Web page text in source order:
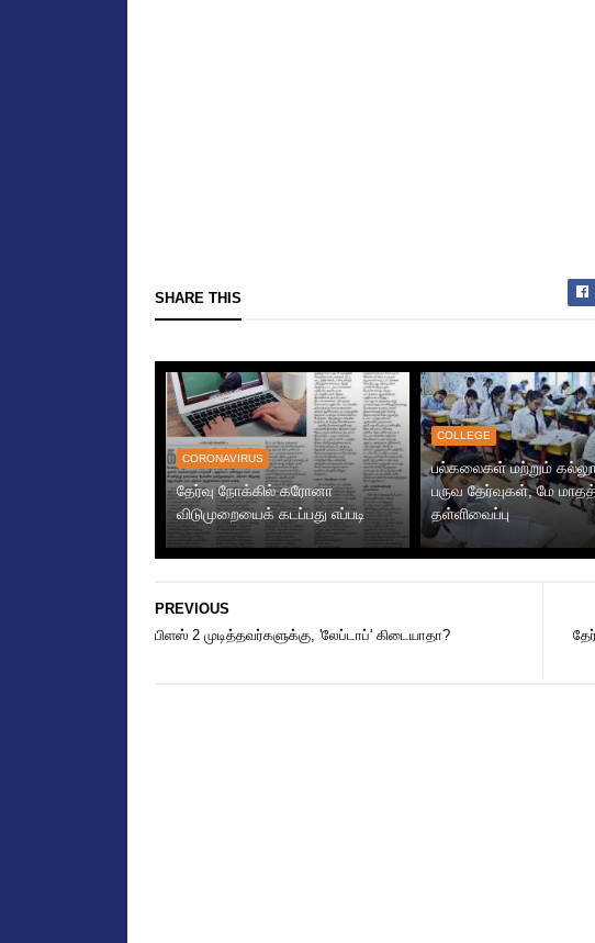
SHARE THIS
CORONAVIRUS
தேர்வு நோக்கில் கரோனா
விடுமுறையைக் கடப்பது எப்படி
COLLEGE
பல்கலைகள் மற்றும்
பருவ தேர்வுகள், மே
தள்ளிவைப்பு
PREVIOUS
பிளஸ் 2 முடித்தவர்களுக்கு, 'லேப்டாப்' கிடையாதா?